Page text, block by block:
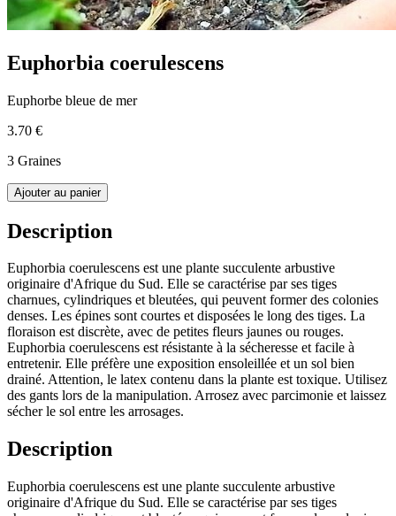
Euphorbia coerulescens
Euphorbe bleue de mer
3.70 €
3 Graines
Ajouter au panier
Description
Euphorbia coerulescens est une plante succulente arbustive
originaire d'Afrique du Sud. Elle se caractérise par ses tiges
charnues, cylindriques et bleutées, qui peuvent former des colonies
denses. Les épines sont courtes et disposées le long des tiges. La
floraison est discrète, avec de petites fleurs jaunes ou rouges.
Euphorbia coerulescens est résistante à la sécheresse et facile à
entretenir. Elle préfère une exposition ensoleillée et un sol bien
drainé. Attention, le latex contenu dans la plante est toxique. Utilisez
des gants lors de la manipulation. Arrosez avec parcimonie et laissez
sécher le sol entre les arrosages.
Description
Euphorbia coerulescens est une plante succulente arbustive
originaire d'Afrique du Sud. Elle se caractérise par ses tiges